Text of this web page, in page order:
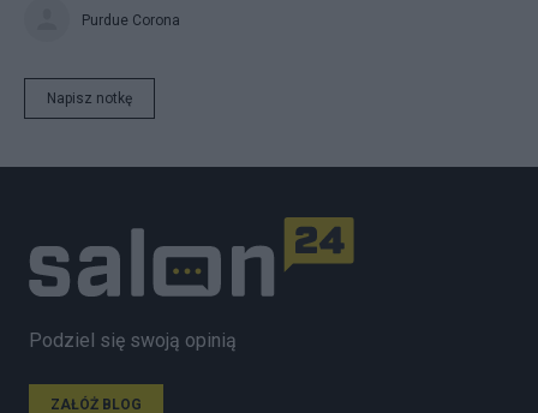
Purdue Corona
Napisz notkę
Podziel się swoją opinią
ZAŁÓŻ BLOG